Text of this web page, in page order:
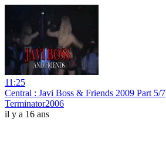
11:25
Central : Javi Boss & Friends 2009 Part 5/7
Terminator2006
il y a 16 ans